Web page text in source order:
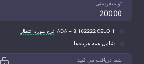
تو میفرستی
1 ADA ~ 3.162222 CELO
نرخ مورد انتظار
شامل همه هزینه‌ها
شما دریافت می کنید